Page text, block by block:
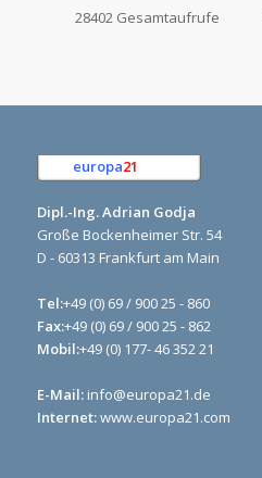
28402 Gesamtaufrufe
europa21
Dipl.-Ing. Adrian Godja
Große Bockenheimer Str. 54
D - 60313 Frankfurt am Main
Tel:+49 (0) 69 / 900 25 - 860
Fax:+49 (0) 69 / 900 25 - 862
Mobil:+49 (0) 177- 46 352 21
E-Mail: info@europa21.de
Internet:www.europa21.com